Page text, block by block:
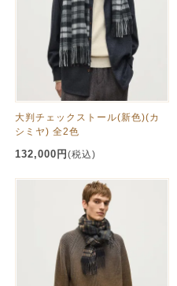
大判チェックストール(新色)(カ
シミヤ) 全2色
132,000円 (税込)